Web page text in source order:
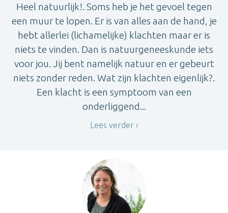
Heel natuurlijk!. Soms heb je het gevoel tegen
een muur te lopen. Er is van alles aan de hand, je
hebt allerlei (lichamelijke) klachten maar er is
niets te vinden. Dan is natuurgeneeskunde iets
voor jou. Jij bent namelijk natuur en er gebeurt
niets zonder reden. Wat zijn klachten eigenlijk?.
Een klacht is een symptoom van een
onderliggend...
Lees verder